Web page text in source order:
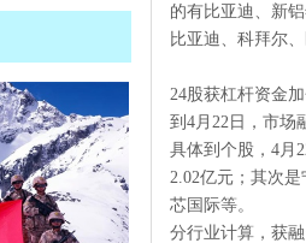
的有比亚迪、新
比亚迪、科拜尔
24股获杠杆资金
到4月22日，市场
具体到个股，4月
2.02亿元；其次
芯国际等。
分行业计算，获